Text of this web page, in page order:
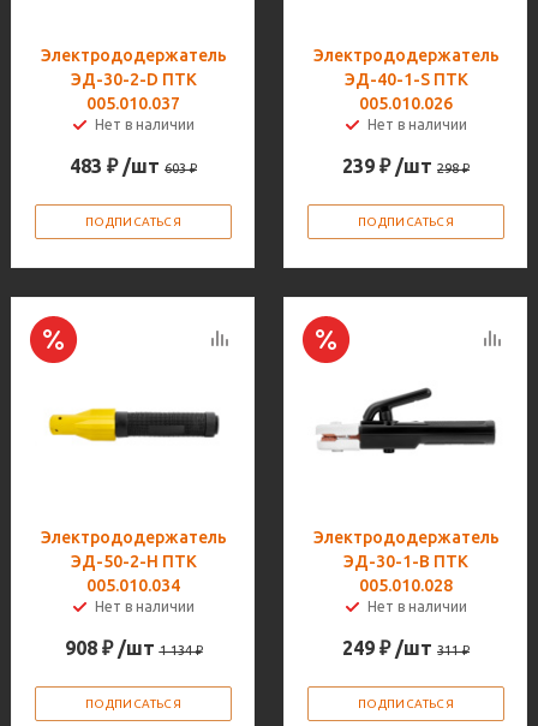
Электрододержатель
ЭД-30-2-D ПТК
005.010.037
Нет в наличии
483 ₽ /шт 603₽
ПОДПИСАТЬСЯ
Электрододержатель
ЭД-40-1-S ПТК
005.010.026
Нет в наличии
239 ₽ /шт 298₽
ПОДПИСАТЬСЯ
Электрододержатель
ЭД-50-2-H ПТК
005.010.034
Нет в наличии
908₽ /шт 1 134₽
ПОДПИСАТЬСЯ
Электрододержатель
ЭД-30-1-B ПТК
005.010.028
Нет в наличии
249 ₽ /шт 311₽
ПОДПИСАТЬСЯ